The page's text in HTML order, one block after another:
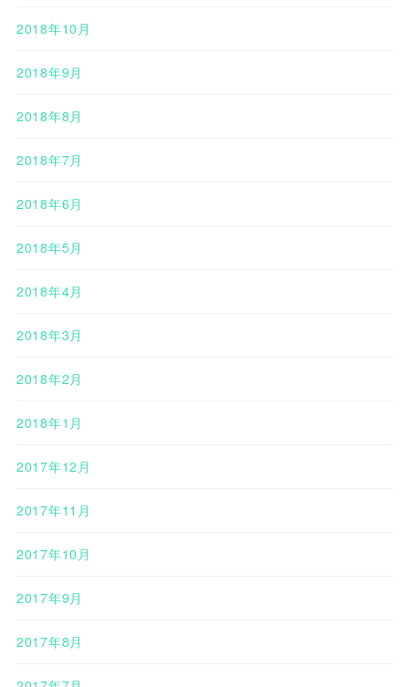
2018年10月
2018年9月
2018年8月
2018年7月
2018年6月
2018年5月
2018年4月
2018年3月
2018年2月
2018年1月
2017年12月
2017年11月
2017年10月
2017年9月
2017年8月